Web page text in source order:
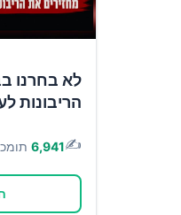
לא בחרנו
הריבונות
✍️
6,941